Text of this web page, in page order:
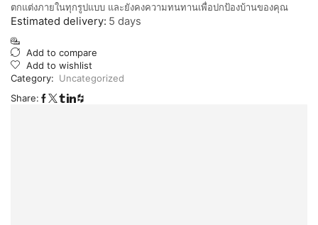
ตกแต่งภายในทุกรูปแบบ และยังคงความทนทานเพื่อปกป้องบ้านของคุณ
Estimated delivery: 5 days
Add to compare
Add to wishlist
Category: Uncategorized
Share: